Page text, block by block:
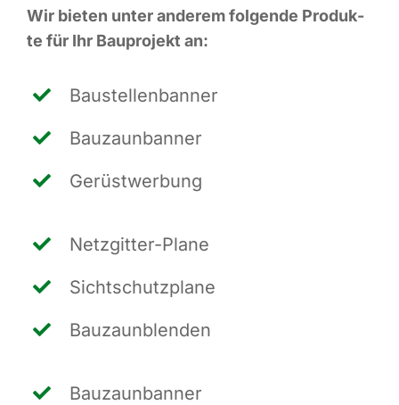
Wir bie­ten unter ande­rem fol­gen­de Pro­duk­
te für Ihr Bau­pro­jekt an:
Bau­stel­len­ban­ner
Bau­zaun­ban­ner
Gerüst­wer­bung
Netz­git­ter-Pla­ne
Sicht­schutz­pla­ne
Bau­zaun­blen­den
Bau­zaun­ban­ner